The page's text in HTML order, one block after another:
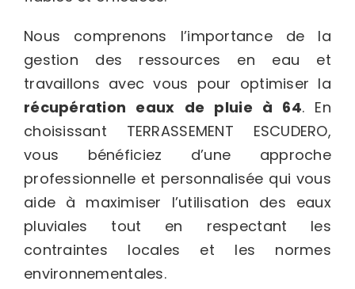
Nous comprenons l’importance de la
gestion des ressources en eau et
travaillons avec vous pour optimiser la
récupération eaux de pluie à 64. En
choisissant TERRASSEMENT ESCUDERO,
vous bénéficiez d’une approche
professionnelle et personnalisée qui vous
aide à maximiser l’utilisation des eaux
pluviales tout en respectant les
contraintes locales et les normes
environnementales.